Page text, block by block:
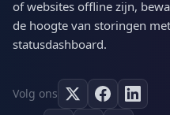
of websites offline zijn,
de hoogte van storingen
statusdashboard.
Volg ons